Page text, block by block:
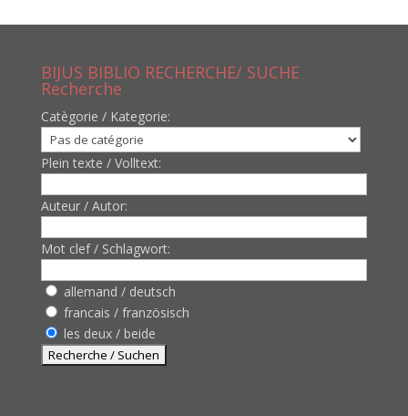
BIJUS BIBLIO RECHERCHE/ SUCHE
Recherche
Catègorie / Kategorie:
Plein texte / Volltext:
Auteur / Autor:
Mot clef / Schlagwort:
allemand / deutsch
francais / französisch
les deux / beide